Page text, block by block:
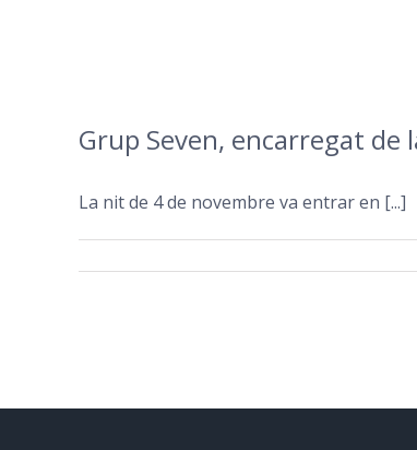
Grup Seven, encarregat de
La nit de 4 de novembre va entrar en [...]